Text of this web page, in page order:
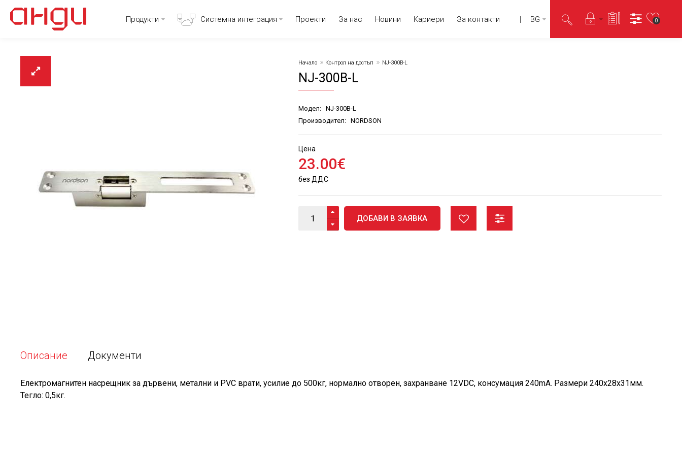
Продукти Системна интеграция Проекти За нас Новини Кариери За контакти BG 0
Начало Контрол на достъп NJ-300B-L
NJ-300B-L
Модел:
NJ-300B-L
Производител:
NORDSON
Цена
23.00€
без ДДС
ДОБАВИ В ЗАЯВКА
Описание Документи
Електромагнитен насрещник за дървени, метални и PVC врати, усилие до 500кг, нормално отворен, захранване 12VDC, консумация 240mA. Размери 240х28х31мм.
Тегло: 0,5кг.